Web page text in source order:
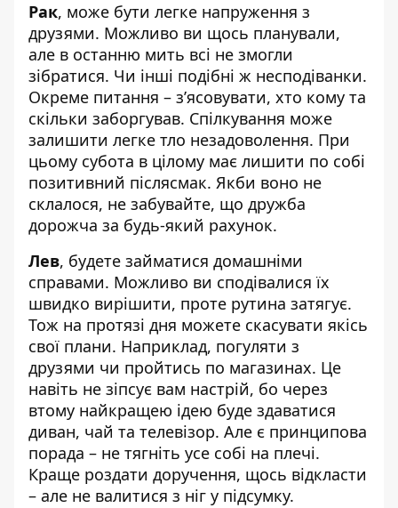
Рак, може бути легке напруження з
друзями. Можливо ви щось планували,
але в останню мить всі не змогли
зібратися. Чи інші подібні ж несподіванки.
Окреме питання – зʼясовувати, хто кому та
скільки заборгував. Спілкування може
залишити легке тло незадоволення. При
цьому субота в цілому має лишити по собі
позитивний післясмак. Якби воно не
склалося, не забувайте, що дружба
дорожча за будь-який рахунок.
Лев, будете займатися домашніми
справами. Можливо ви сподівалися їх
швидко вирішити, проте рутина затягує.
Тож на протязі дня можете скасувати якісь
свої плани. Наприклад, погуляти з
друзями чи пройтись по магазинах. Це
навіть не зіпсує вам настрій, бо через
втому найкращею ідею буде здаватися
диван, чай та телевізор. Але є принципова
порада – не тягніть усе собі на плечі.
Краще роздати доручення, щось відкласти
– але не валитися з ніг у підсумку.